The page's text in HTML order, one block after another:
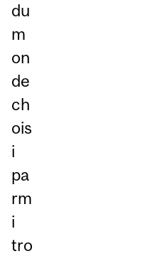
du
m
on
de
ch
ois
i
pa
rm
i
tro